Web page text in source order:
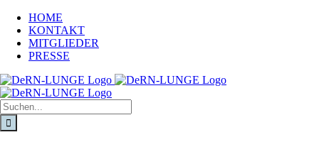
HOME
KONTAKT
MITGLIEDER
PRESSE